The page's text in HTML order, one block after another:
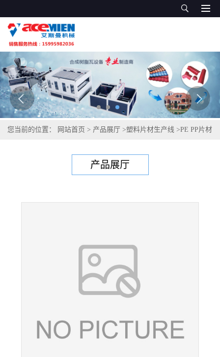
您当前的位置： 网站首页 > 产品展厅 >塑料片材生产线 >PE PP片材
产品展厅